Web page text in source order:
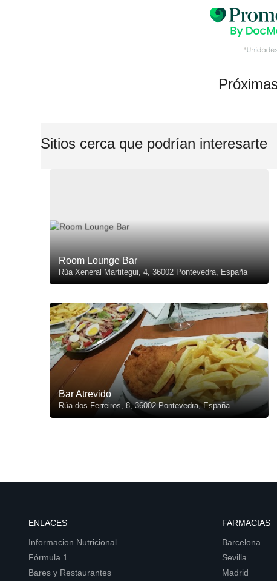
Sitios cerca que podrían interesarte
Room Lounge Bar
Rúa Xeneral Martitegui, 4, 36002 Pontevedra, España
Bar Atrevido
Rúa dos Ferreiros, 8, 36002 Pontevedra, España
ENLACES
Informacion Nutricional
Fórmula 1
Bares y Restaurantes
FARMACIAS
Barcelona
Sevilla
Madrid